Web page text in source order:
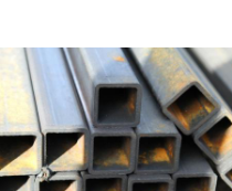
Лист
Уголок
Балка